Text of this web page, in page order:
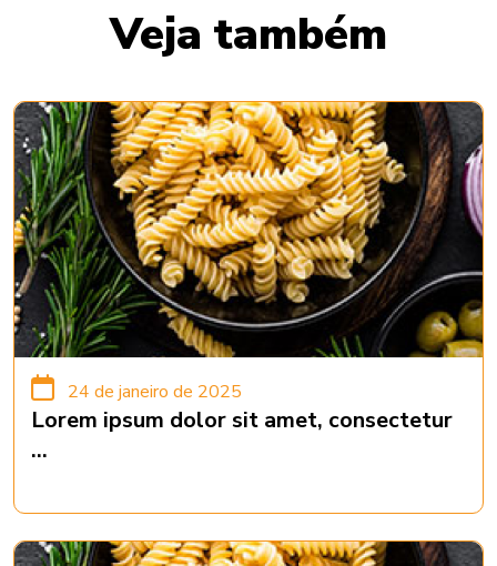
Veja também
24 de janeiro de 2025
Lorem ipsum dolor sit amet, consectetur
...